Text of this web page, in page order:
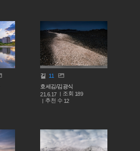
길 11
호세김/김광식
21.6.17
조회 189
추천 수 12